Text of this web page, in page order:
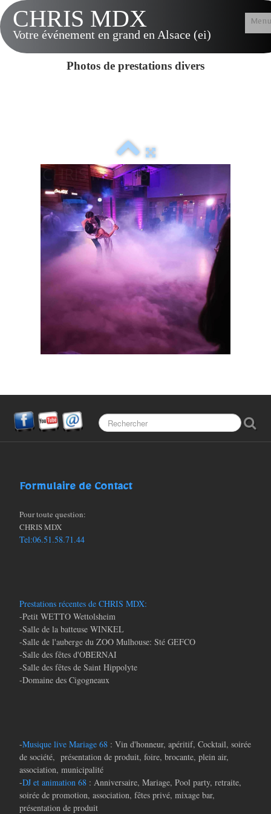
CHRIS MDX
Votre événement en grand en Alsace (ei)
Menu
Contact
Vidéos
Partenaires
FAQ (Les questions)
Photos de prestations divers
Formulaire de Contact
Pour toute question:
CHRIS MDX
Tel:06.51.58.71.44
Prestations récentes de CHRIS MDX:
-Petit WETTO Wettolsheim
-Salle de la batteuse WINKEL
-Salle de l'auberge du ZOO Mulhouse: Sté GEFCO
-Salle des fêtes d'OBERNAI
-Salle des fêtes de Saint Hippolyte
-Domaine des Cigogneaux
-Musique live Mariage 68 : Vin d'honneur, apéritif, Cocktail, soirée
de société, présentation de produit, foire, brocante, plein air,
association, municipalité
-DJ et animation 68 : Anniversaire, Mariage, Pool party, retraite,
soirée de promotion, association, fêtes privé, mixage bar,
présentation de produit